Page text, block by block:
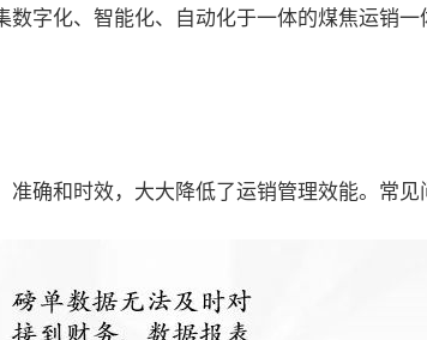
字化、智能化、自动化于一体的煤焦运销一
确和时效，大大降低了运销管理效能。常见